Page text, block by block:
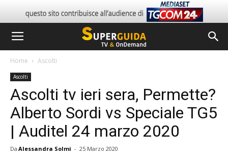
Home Ascolti
Ascolti
Ascolti tv ieri sera, Permette?
Alberto Sordi vs Speciale TG5
| Auditel 24 marzo 2020
Da Alessandra Solmi - 25 Marzo 2020